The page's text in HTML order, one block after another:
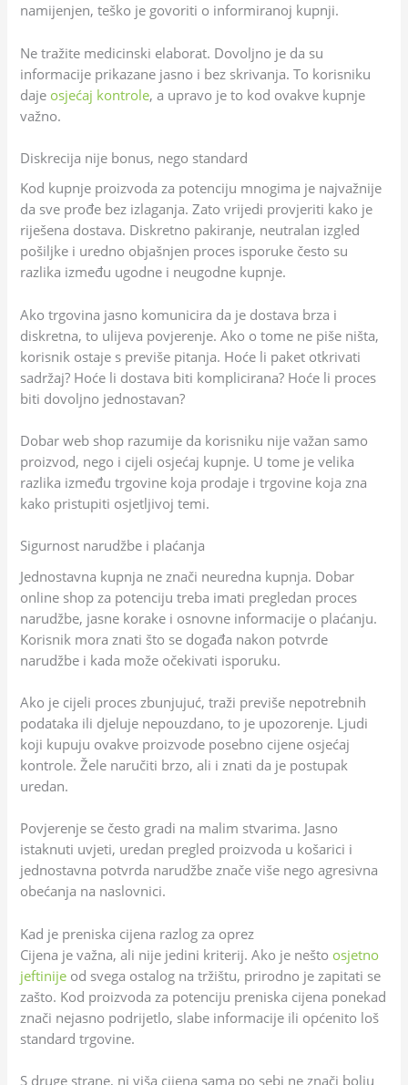
namijenjen, teško je govoriti o informiranoj kupnji.
Ne tražite medicinski elaborat. Dovoljno je da su
informacije prikazane jasno i bez skrivanja. To korisniku
daje osjećaj kontrole, a upravo je to kod ovakve kupnje
važno.
Diskrecija nije bonus, nego standard
Kod kupnje proizvoda za potenciju mnogima je najvažnije
da sve prođe bez izlaganja. Zato vrijedi provjeriti kako je
riješena dostava. Diskretno pakiranje, neutralan izgled
pošiljke i uredno objašnjen proces isporuke često su
razlika između ugodne i neugodne kupnje.
Ako trgovina jasno komunicira da je dostava brza i
diskretna, to ulijeva povjerenje. Ako o tome ne piše ništa,
korisnik ostaje s previše pitanja. Hoće li paket otkrivati
sadržaj? Hoće li dostava biti komplicirana? Hoće li proces
biti dovoljno jednostavan?
Dobar web shop razumije da korisniku nije važan samo
proizvod, nego i cijeli osjećaj kupnje. U tome je velika
razlika između trgovine koja prodaje i trgovine koja zna
kako pristupiti osjetljivoj temi.
Sigurnost narudžbe i plaćanja
Jednostavna kupnja ne znači neuredna kupnja. Dobar
online shop za potenciju treba imati pregledan proces
narudžbe, jasne korake i osnovne informacije o plaćanju.
Korisnik mora znati što se događa nakon potvrde
narudžbe i kada može očekivati isporuku.
Ako je cijeli proces zbunjujuć, traži previše nepotrebnih
podataka ili djeluje nepouzdano, to je upozorenje. Ljudi
koji kupuju ovakve proizvode posebno cijene osjećaj
kontrole. Žele naručiti brzo, ali i znati da je postupak
uredan.
Povjerenje se često gradi na malim stvarima. Jasno
istaknuti uvjeti, uredan pregled proizvoda u košarici i
jednostavna potvrda narudžbe znače više nego agresivna
obećanja na naslovnici.
Kad je preniska cijena razlog za oprez
Cijena je važna, ali nije jedini kriterij. Ako je nešto osjetno
jeftinije od svega ostalog na tržištu, prirodno je zapitati se
zašto. Kod proizvoda za potenciju preniska cijena ponekad
znači nejasno podrijetlo, slabe informacije ili općenito loš
standard trgovine.
S druge strane, ni viša cijena sama po sebi ne znači bolju